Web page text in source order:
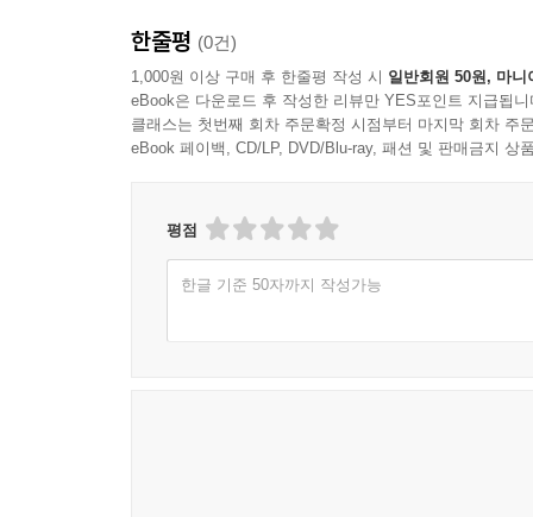
Male Imagery That Allows Aesthetic Appreciation
Soft Masculinity
Anti-toxic Masculinity
한줄평 (0건)
1,000원 이상 구매 후 한줄평 작성 시 일반회원 50원, 마니
eBook은 다운로드 후 작성한 리뷰만 YES포인트 지급됩니
클래스는 첫번째 회차 주문확정 시점부터 마지막 회차 주
eBook 페이백, CD/LP, DVD/Blu-ray, 패션 및 판매금지 상
평점
한글 기준 50자까지 작성가능